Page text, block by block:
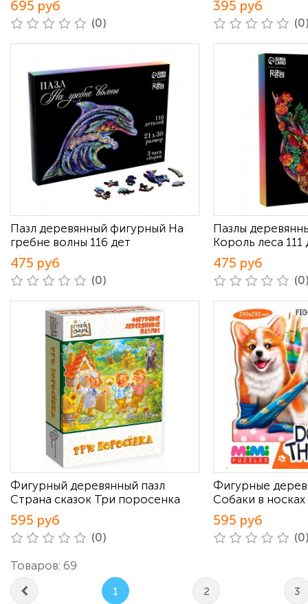
695 руб
(0)
395 руб
Пазл деревянный фигурный На
гребне волны 116 дет
475 руб
(0)
Пазлы
Король леса 111
475 руб
Фигурный деревянный пазл
Страна сказок Три поросенка
595 руб
(0)
Фигурные
Собаки в носках
595 руб
Товаров: 69
1 2 3